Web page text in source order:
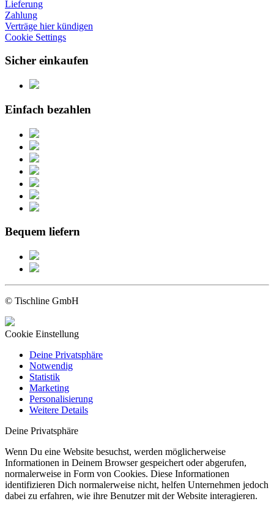
Lieferung
Zahlung
Verträge hier kündigen
Cookie Settings
Sicher einkaufen
Einfach bezahlen
Bequem liefern
© Tischline GmbH
Cookie Einstellung
Deine Privatsphäre
Notwendig
Statistik
Marketing
Personalisierung
Weitere Details
Deine Privatsphäre
Wenn Du eine Website besuchst, werden möglicherweise
Informationen in Deinem Browser gespeichert oder abgerufen,
normalerweise in Form von Cookies. Diese Informationen
identifizieren Dich normalerweise nicht, helfen Unternehmen jedoch
dabei zu erfahren, wie ihre Benutzer mit der Website interagieren.